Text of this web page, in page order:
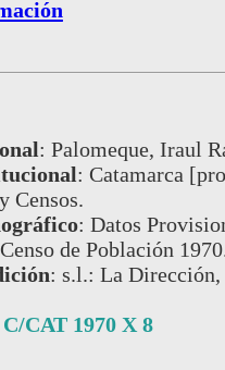
: Palomeque, Iraul
: Catamarca
Censos.
: Datos
Censo de Población
: s.l.: La Dirección,
C/CAT 1970 X 8